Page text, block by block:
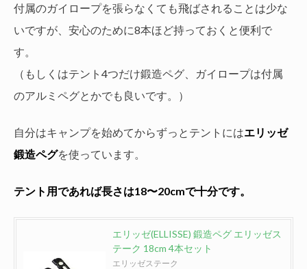
付属のガイロープを張らなくても飛ばされることは少な
いですが、安心のために8本ほど持っておくと便利で
す。
（もしくはテント4つだけ鍛造ペグ、ガイロープは付属
のアルミペグとかでも良いです。）
自分はキャンプを始めてからずっとテントにはエリッゼ
鍛造ペグを使っています。
テント用であれば長さは18〜20cmで十分です。
エリッゼ(ELLISSE) 鍛造ペグ エリッゼス
テーク 18cm 4本セット
エリッゼステーク